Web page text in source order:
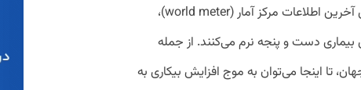
می‌کشد. تا لحظه نگارش این مطلب، بر اساس آخرین اطلاعات مرکز آمار (world meter)،
بیماری دست و پنجه نرم می‌کنند. از جمله
تا اینجا می‌توان به موج افزایش بیکاری به‌